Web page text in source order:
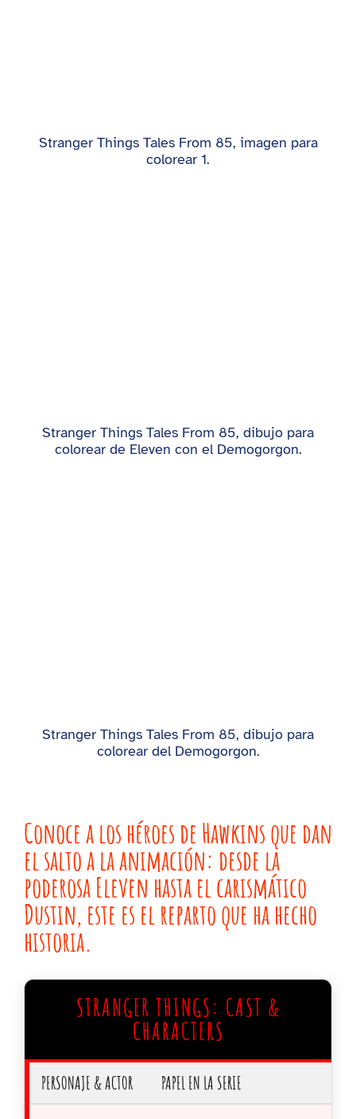
Stranger Things Tales From 85, imagen para
colorear 1.
Stranger Things Tales From 85, dibujo para
colorear de Eleven con el Demogorgon.
Stranger Things Tales From 85, dibujo para
colorear del Demogorgon.
Conoce a los héroes de Hawkins que dan
el salto a la animación: desde la
poderosa Eleven hasta el carismático
Dustin, este es el reparto que ha hecho
historia.
STRANGER THINGS: CAST &
CHARACTERS
PERSONAJE & ACTOR PAPEL EN LA SERIE